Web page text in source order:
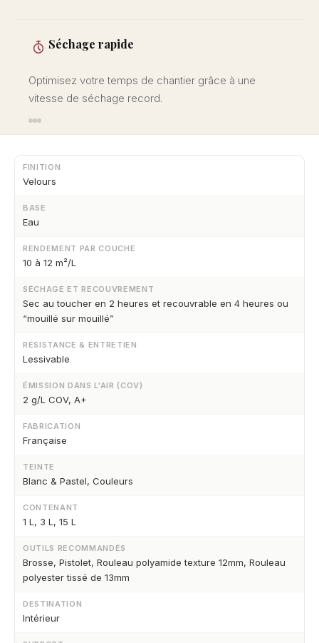
Séchage rapide
Optimisez votre temps de chantier grâce à une
vitesse de séchage record.
FINITION
Velours
BASE
Eau
RENDEMENT PAR COUCHE
10 à 12 m²/L
SÉCHAGE ET RECOUVREMENT
Sec au toucher en 2 heures et recouvrable en 4 heures ou
“mouillé sur mouillé”
RÉSISTANCE & ENTRETIEN
Lessivable
ÉMISSION DANS L'AIR (COV)
2 g/L COV, A+
FABRICATION
Française
TEINTE
Blanc & Pastel, Couleurs
CONTENANT
1 L, 3 L, 15 L
OUTILS RECOMMANDÉS
Brosse, Pistolet, Rouleau polyamide texture 12mm, Rouleau
polyester tissé de 13mm
DESTINATION
Intérieur